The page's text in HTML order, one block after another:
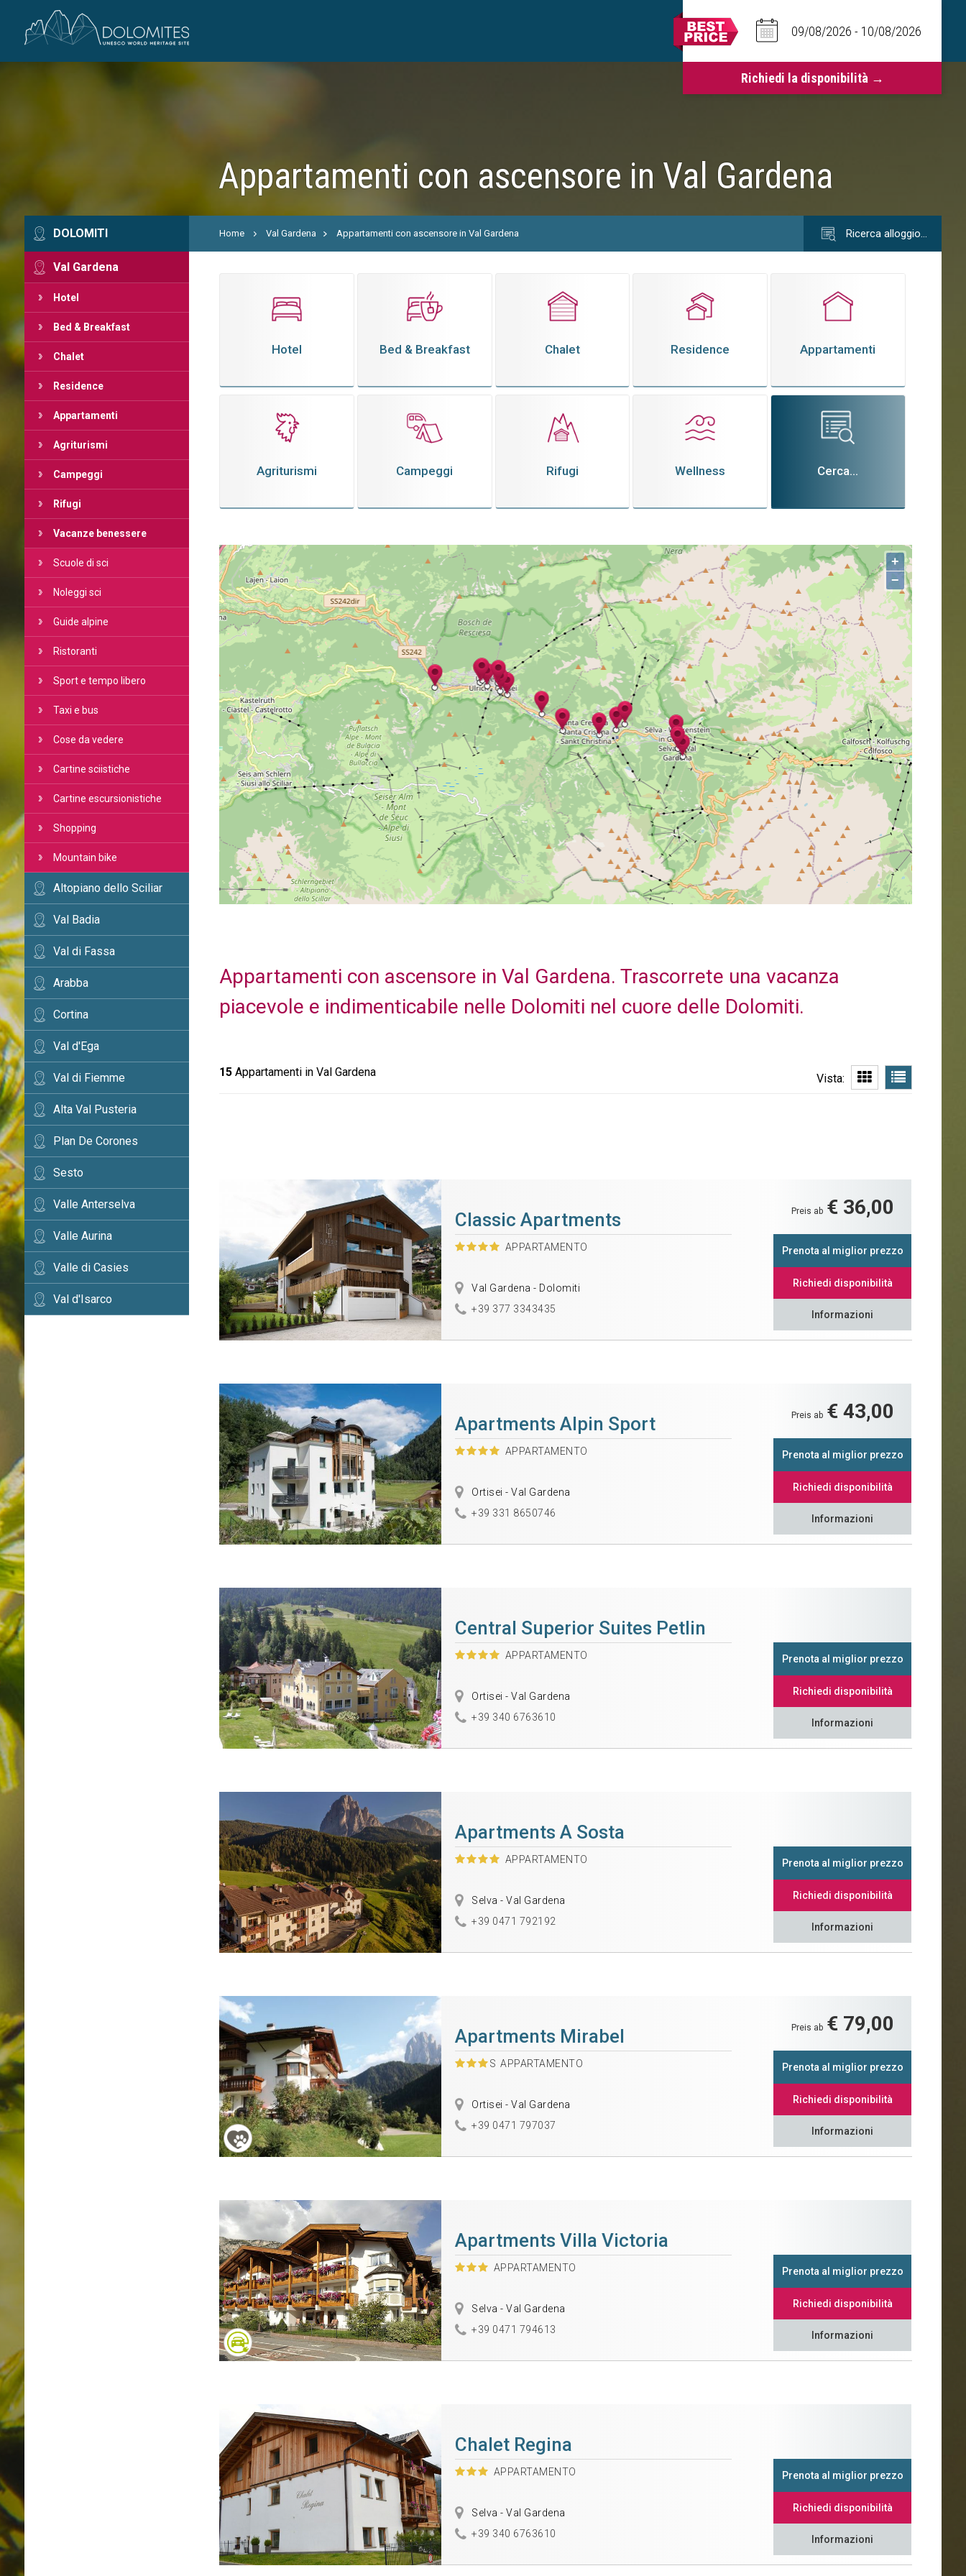
Appartamenti con ascensore in Val Gardena
DOLOMITI
Val Gardena
Hotel
Bed & Breakfast
Chalet
Residence
Appartamenti
Agriturismi
Campeggi
Rifugi
Vacanze benessere
Scuole di sci
Noleggi sci
Guide alpine
Ristoranti
Sport e tempo libero
Taxi e bus
Cose da vedere
Cartine sciistiche
Cartine escursionistiche
Shopping
Mountain bike
Altopiano dello Sciliar
Val Badia
Val di Fassa
Arabba
Cortina
Val d'Ega
Val di Fiemme
Alta Val Pusteria
Plan De Corones
Sesto
Valle Anterselva
Valle Aurina
Valle di Casies
Val d'Isarco
Home Val Gardena Appartamenti con ascensore in Val Gardena Ricerca alloggio…
Hotel Bed & Breakfast Chalet Residence Appartamenti
Agriturismi Campeggi Rifugi Wellness Cerca...
+
−
Appartamenti con ascensore in Val Gardena. Trascorrete una vacanza
piacevole e indimenticabile nelle Dolomiti nel cuore delle Dolomiti.
15 Appartamenti in Val Gardena Vista:
Classic Apartments
APPARTAMENTO
Val Gardena - Dolomiti
+39 377 3343435
Preis ab € 36,00
Prenota al miglior prezzo
Richiedi disponibilità
Informazioni
Apartments Alpin Sport
APPARTAMENTO
Ortisei - Val Gardena
+39 331 8650746
Preis ab € 43,00
Prenota al miglior prezzo
Richiedi disponibilità
Informazioni
Central Superior Suites Petlin
APPARTAMENTO
Ortisei - Val Gardena
+39 340 6763610
Prenota al miglior prezzo
Richiedi disponibilità
Informazioni
Apartments A Sosta
APPARTAMENTO
Selva - Val Gardena
+39 0471 792192
Prenota al miglior prezzo
Richiedi disponibilità
Informazioni
Apartments Mirabel
S APPARTAMENTO
Ortisei - Val Gardena
+39 0471 797037
Preis ab € 79,00
Prenota al miglior prezzo
Richiedi disponibilità
Informazioni
Apartments Villa Victoria
APPARTAMENTO
Selva - Val Gardena
+39 0471 794613
Prenota al miglior prezzo
Richiedi disponibilità
Informazioni
Chalet Regina
APPARTAMENTO
Selva - Val Gardena
+39 340 6763610
Prenota al miglior prezzo
Richiedi disponibilità
Informazioni